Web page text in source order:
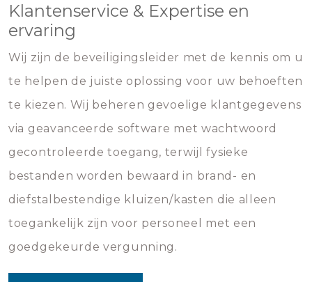
Klantenservice & Expertise en
ervaring
Wij zijn de beveiligingsleider met de kennis om u
te helpen de juiste oplossing voor uw behoeften
te kiezen. Wij beheren gevoelige klantgegevens
via geavanceerde software met wachtwoord
gecontroleerde toegang, terwijl fysieke
bestanden worden bewaard in brand- en
diefstalbestendige kluizen/kasten die alleen
toegankelijk zijn voor personeel met een
goedgekeurde vergunning.